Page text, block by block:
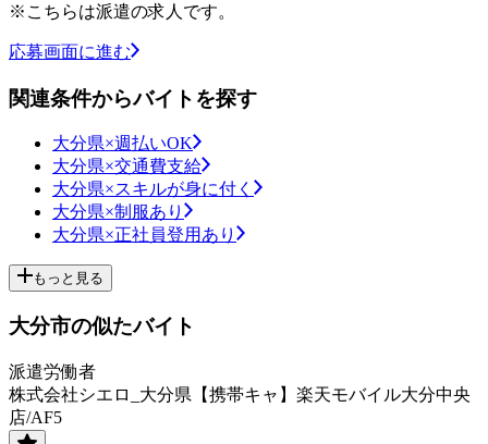
※こちらは派遣の求人です。
応募画面に進む
関連条件からバイトを探す
大分県×週払いOK
大分県×交通費支給
大分県×スキルが身に付く
大分県×制服あり
大分県×正社員登用あり
もっと見る
大分市の似たバイト
派遣労働者
株式会社シエロ_大分県【携帯キャ】楽天モバイル大分中央
店/AF5